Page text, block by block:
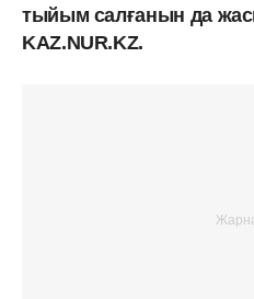
тыйым салғанын да
KAZ.NUR.KZ.